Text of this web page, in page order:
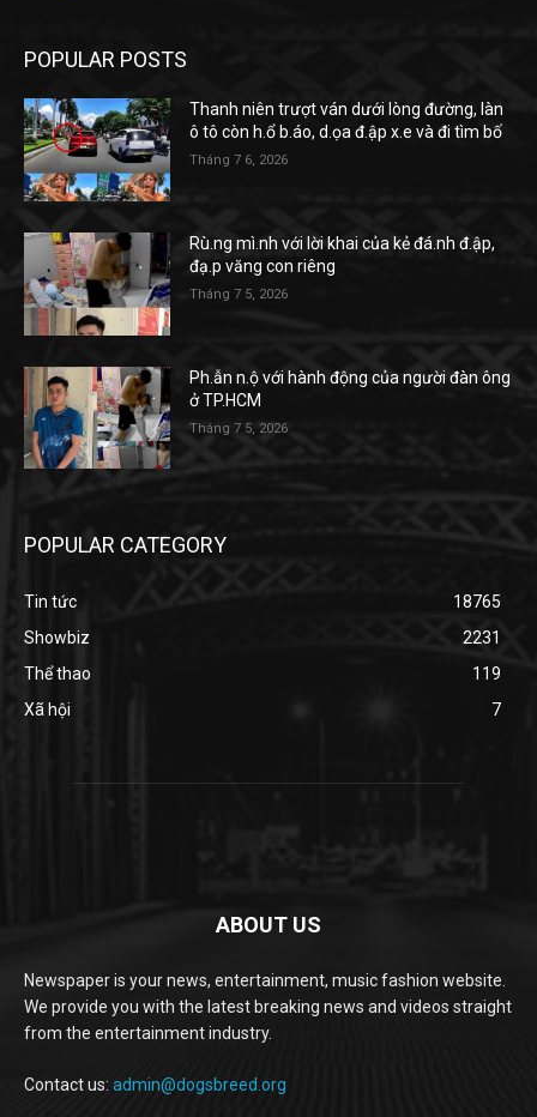
POPULAR POSTS
Thanh niên trượt ván dưới lòng đường, làn
ô tô còn h.ổ b.áo, d.ọa đ.ập x.e và đi tìm bố
Tháng 7 6, 2026
Rù.ng mì.nh với lời khai của kẻ đá.nh đ.ập,
đạ.p văng con riêng
Tháng 7 5, 2026
Ph.ẫn n.ộ với hành động của người đàn ông
ở TP.HCM
Tháng 7 5, 2026
POPULAR CATEGORY
Tin tức
18765
Showbiz
2231
Thể thao
119
Xã hội
7
ABOUT US
Newspaper is your news, entertainment, music fashion website.
We provide you with the latest breaking news and videos straight
from the entertainment industry.
Contact us: admin@dogsbreed.org